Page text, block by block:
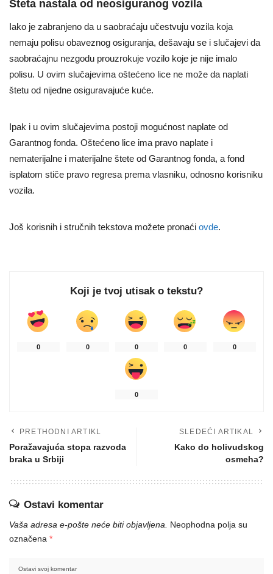
Šteta nastala od neosiguranog vozila
Iako je zabranjeno da u saobraćaju učestvuju vozila koja
nemaju polisu obaveznog osiguranja, dešavaju se i slučajevi da
saobraćajnu nezgodu prouzrokuje vozilo koje je nije imalo
polisu. U ovim slučajevima oštećeno lice ne može da naplati
štetu od nijedne osiguravajuće kuće.
Ipak i u ovim slučajevima postoji mogućnost naplate od
Garantnog fonda. Oštećeno lice ima pravo naplate i
nematerijalne i materijalne štete od Garantnog fonda, a fond
isplatom stiče pravo regresa prema vlasniku, odnosno korisniku
vozila.
Još korisnih i stručnih tekstova možete pronaći ovde.
Koji je tvoj utisak o tekstu?
0 0 0 0 0
0
PRETHODNI ARTIKL
Poražavajuća stopa razvoda
braka u Srbiji
SLEDEĆI ARTIKAL
Kako do holivudskog
osmeha?
Ostavi komentar
Vaša adresa e-pošte neće biti objavljena.
Neophodna polja su
označena *